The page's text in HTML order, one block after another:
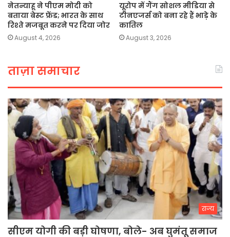
नेतन्याहू ने पीएम मोदी को
बताया बेस्ट फ्रेंड; भारत के साथ
रिश्ते मजबूत करने पर दिया जोर
August 4, 2026
यूरोप में गैंग सोशल मीडिया से
टीनएजर्स को बना रहे हैं भाड़े के
कातिल
August 3, 2026
ताज़ा समाचार
राज्य
सीएम योगी की बड़ी घोषणा, बोले- अब घुमंतू समाज